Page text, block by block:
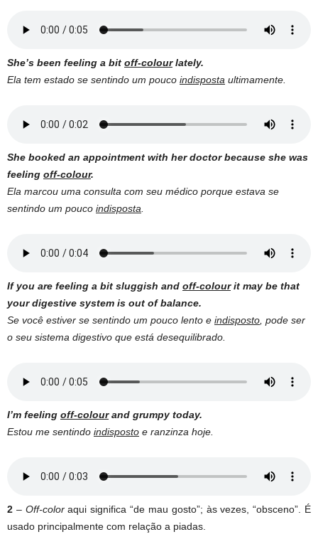
She’s been feeling a bit off-colourlately.
Ela tem estado se sentindo um pouco indisposta ultimamente.
She booked an appointment with her doctor because she was
feeling off-colour.
Ela marcou uma consulta com seu médico porque estava se
sentindo um pouco indisposta
If you are feeling a bit sluggish and off-colourit may be that
your digestive system is out of balance.
Se você estiver se sentindo um pouco lento e indisposto , pode ser
o seu sistema digestivo que está desequilibrado.
I’m feeling off-colourand grumpy today.
Estou me sentindo indisposto e ranzinza hoje.
2 – Off-coloraqui significa “de mau gosto”; às vezes, “obsceno”. É
usado principalmente com relação a piadas.